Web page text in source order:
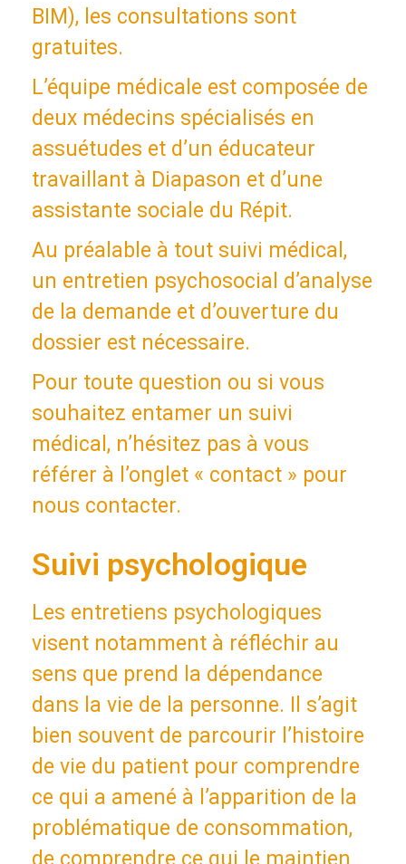
BIM), les consultations sont
gratuites.
L’équipe médicale est composée de
deux médecins spécialisés en
assuétudes et d’un éducateur
travaillant à Diapason et d’une
assistante sociale du Répit.
Au préalable à tout suivi médical,
un entretien psychosocial d’analyse
de la demande et d’ouverture du
dossier est nécessaire.
Pour toute question ou si vous
souhaitez entamer un suivi
médical, n’hésitez pas à vous
référer à l’onglet « contact » pour
nous contacter.
Suivi psychologique
Les entretiens psychologiques
visent notamment à réfléchir au
sens que prend la dépendance
dans la vie de la personne. Il s’agit
bien souvent de parcourir l’histoire
de vie du patient pour comprendre
ce qui a amené à l’apparition de la
problématique de consommation,